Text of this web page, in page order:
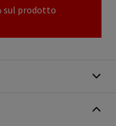
sul prodotto